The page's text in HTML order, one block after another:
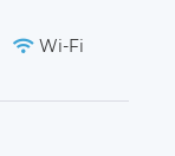
Wi-Fi